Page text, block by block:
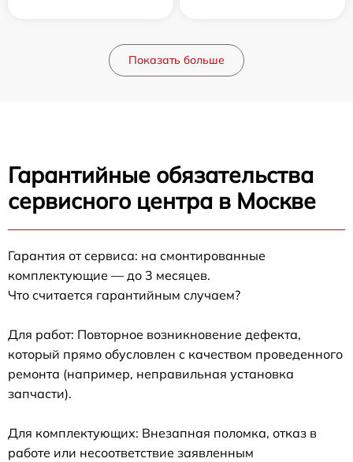
Показать больше
Гарантийные обязательства
сервисного центра в Москве
Гарантия от сервиса: на смонтированные
комплектующие — до 3 месяцев.
Что считается гарантийным случаем?
Для работ: Повторное возникновение дефекта,
который прямо обусловлен с качеством проведенного
ремонта (например, неправильная установка
запчасти).
Для комплектующих: Внезапная поломка, отказ в
работе или несоответствие заявленным